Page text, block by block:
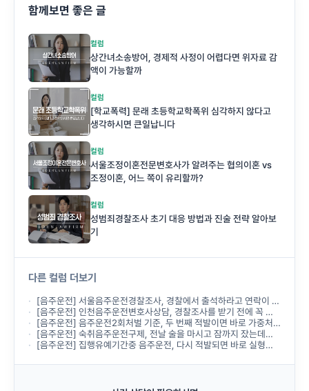
함께보면 좋은 글
컬럼
상간녀소송방어, 경제적 사정이 어렵다면 위자료 감
액이 가능할까
컬럼
[학교폭력] 문래 초등학교학폭위 심각하지 않다고
생각하시면 큰일납니다
컬럼
서울조정이혼전문변호사가 알려주는 협의이혼 vs
조정이혼, 어느 쪽이 유리할까?
컬럼
성범죄경찰조사 초기 대응 방법과 진술 전략 알아보
기
다른 컬럼 더보기
[음주운전] 서울음주운전경찰조사, 경찰에서 출석하라고 연락이 왔는데 무엇부터 준비해야 하나요?
[음주운전] 인천음주운전변호사상담, 경찰조사를 받기 전에 꼭 받아야 하나요?
[음주운전] 음주운전2회처벌 기준, 두 번째 적발이면 바로 가중처벌되나요?
[음주운전] 숙취음주운전구제, 전날 술을 마시고 잠까지 잤는데도 음주운전으로 처벌되나요?
[음주운전] 집행유예기간중 음주운전, 다시 적발되면 바로 실형이 선고되나요?